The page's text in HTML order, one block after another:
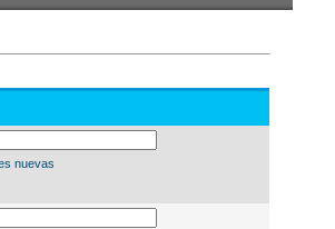
nuevas